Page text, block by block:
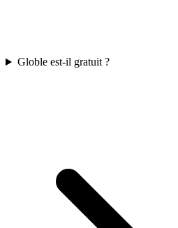
Globle est-il gratuit ?